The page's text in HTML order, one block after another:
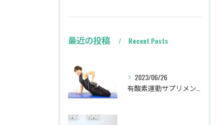
最近の投稿 Recent Posts
2023/06/26